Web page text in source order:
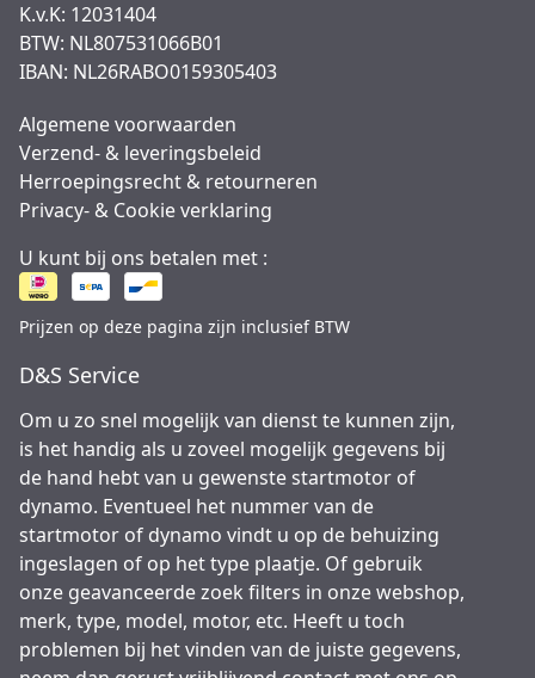
K.v.K: 12031404
BTW: NL807531066B01
IBAN: NL26RABO0159305403
Algemene voorwaarden
Verzend- & leveringsbeleid
Herroepingsrecht & retourneren
Privacy- & Cookie verklaring
U kunt bij ons betalen met :
Prijzen op deze pagina zijn inclusief BTW
D&S Service
Om u zo snel mogelijk van dienst te kunnen zijn,
is het handig als u zoveel mogelijk gegevens bij
de hand hebt van u gewenste startmotor of
dynamo. Eventueel het nummer van de
startmotor of dynamo vindt u op de behuizing
ingeslagen of op het type plaatje. Of gebruik
onze geavanceerde zoek filters in onze webshop,
merk, type, model, motor, etc. Heeft u toch
problemen bij het vinden van de juiste gegevens,